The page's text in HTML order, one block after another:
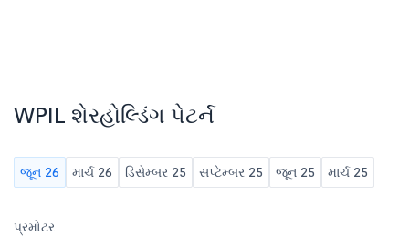
WPIL શેરહોલ્ડિંગ પેટર્ન
જૂન 26 માર્ચ 26 ડિસેમ્બર 25 સપ્ટેમ્બર 25 જૂન 25 માર્ચ 25
પ્રમોટર